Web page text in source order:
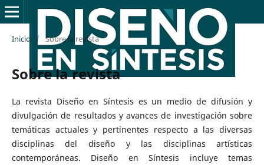
Inicio / Sobre la revista
Sobre la revista
La revista Diseño en Síntesis es un medio de difusión y
divulgación de resultados y avances de investigación sobre
temáticas actuales y pertinentes respecto a las diversas
disciplinas del diseño y las disciplinas artísticas
contemporáneas. Diseño en Síntesis incluye temas